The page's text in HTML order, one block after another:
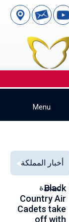
أخبار المملكة
المتحدة
Black
Country Air
Cadets take
off with